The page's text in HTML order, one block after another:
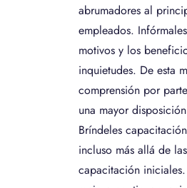
abrumadores al
empleados.
motivos y los
inquietudes. De esta
comprensión por
una mayor
Bríndeles
incluso más allá de
capacitación